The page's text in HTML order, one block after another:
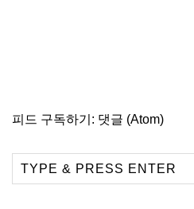
피드 구독하기: 댓글 (Atom)